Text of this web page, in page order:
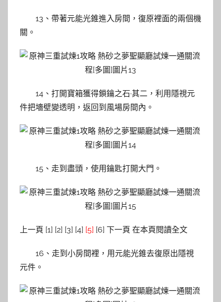
13、帶著元能光錐進入房間，復原裡面的兩個機
關。
14、打開寶箱獲得鎖鑰之石·其二，利用隱視元
件把墻壁變透明，返回到風場房間內。
15、走到盡頭，使用鑰匙打開大門。
上一頁 [1] [2] [3] [4] [5] [6] 下一頁 在本頁閱讀全文
16、走到小房間裡，用元能光錐去復原出隱視
元件。